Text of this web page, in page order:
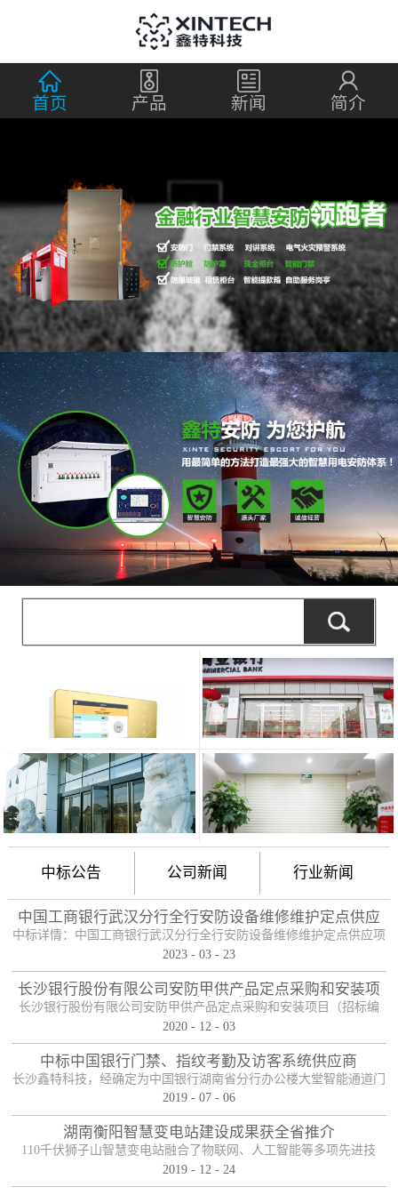
首页 产品 新闻 简介
中标公告 公司新闻 行业新闻
中国工商银行武汉分行全行安防设备维修维护定点供应
项目
中标详情：中国工商银行武汉分行全行安防设备维修维护定点供应项
目（项目编号：HBZTH-FW-2022-106），于2023年2月3日以公开招
定贵单位为本项目2包的入围供应商。中标产品：防护舱
2023 - 03 - 23
长沙银行股份有限公司安防甲供产品定点采购和安装项
目——中标公告
长沙银行股份有限公司安防甲供产品定点采购和安装项目（招标编
号：0646-204HNGL500）评标工作已经结束，经评标委员会认真评
的中标人。包一采购内容为：1、甲级木质防火门；2、防尾随联动互
锁安全门；3、自助银行安全防护门；4、甲级防盗安全门（优质
钢）；5、钢化玻璃自动感应门、防砸玻璃自动感应，和电机；6、银
行专用防盗卷帘门（含电机、控...
2020 - 12 - 03
中标中国银行门禁、指纹考勤及访客系统供应商
长沙鑫特科技，经确定为中国银行湖南省分行办公楼大堂智能通道门
禁、指纹考勤、访客系统采购项目供应商。门禁指纹考勤系统
2019 - 07 - 06
湖南衡阳智慧变电站建设成果获全省推介
110千伏狮子山智慧变电站融合了物联网、人工智能等多项先进技
术，是设备侧电力物联网建设在专业领域的最佳实践。”近日，国网
2019 - 12 - 24